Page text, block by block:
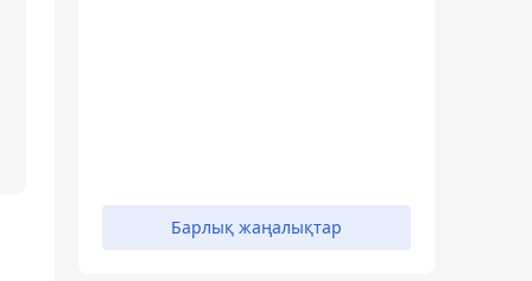
Барлық жаңалықтар